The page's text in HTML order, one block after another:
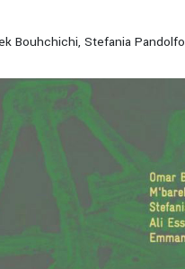
Bouhchichi, Stefania Pandolfo